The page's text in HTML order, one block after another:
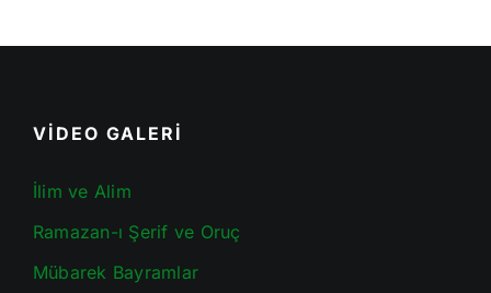
VİDEO GALERİ
İlim ve Alim
Ramazan-ı Şerif ve Oruç
Mübarek Bayramlar